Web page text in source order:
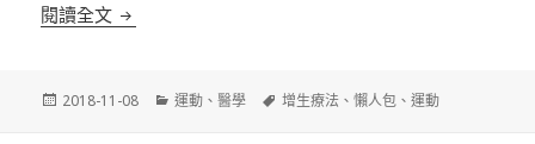
閱讀全文 蝦咪係「增生療法」
發
2018-11-08
分
運動 、醫學
標
增生療法 、懶人包 、運動